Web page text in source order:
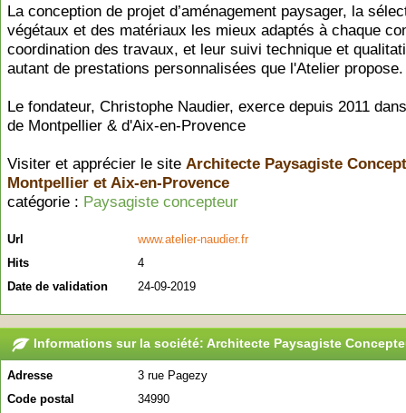
La conception de projet d’aménagement paysager, la
végétaux et des matériaux les mieux adaptés à chaque
coordination des travaux, et leur suivi technique et
autant de prestations personnalisées que l'Atelier propose.
Le fondateur, Christophe Naudier, exerce depuis 2011
de Montpellier & d'Aix-en-Provence
Visiter et apprécier le site Architecte Paysagiste
Montpellier et Aix-en-Provence
catégorie : Paysagiste concepteur
Url
www.atelier-naudier.fr
Hits
4
Date de validation
24-09-2019
Informations sur la société: Architecte Paysagiste
Adresse
3 rue Pagezy
Code postal
34990